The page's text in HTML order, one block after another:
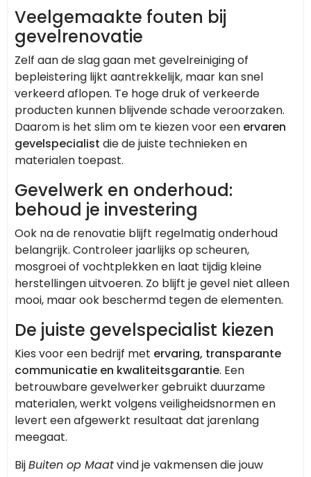
Veelgemaakte fouten bij
gevelrenovatie
Zelf aan de slag gaan met gevelreiniging of
bepleistering lijkt aantrekkelijk, maar kan snel
verkeerd aflopen. Te hoge druk of verkeerde
producten kunnen blijvende schade veroorzaken.
Daarom is het slim om te kiezen voor een ervaren
gevelspecialist die de juiste technieken en
materialen toepast.
Gevelwerk en onderhoud:
behoud je investering
Ook na de renovatie blijft regelmatig onderhoud
belangrijk. Controleer jaarlijks op scheuren,
mosgroei of vochtplekken en laat tijdig kleine
herstellingen uitvoeren. Zo blijft je gevel niet alleen
mooi, maar ook beschermd tegen de elementen.
De juiste gevelspecialist kiezen
Kies voor een bedrijf met ervaring, transparante
communicatie en kwaliteitsgarantie. Een
betrouwbare gevelwerker gebruikt duurzame
materialen, werkt volgens veiligheidsnormen en
levert een afgewerkt resultaat dat jarenlang
meegaat.
BijBuiten op Maatvind je vakmensen die jouw